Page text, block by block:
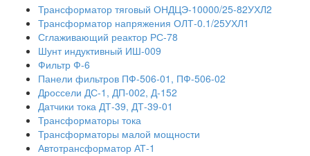
Трансформатор тяговый ОНДЦЭ-10000/25-82УХЛ2
Трансформатор напряжения ОЛТ-0.1/25УХЛ1
Сглаживающий реактор РС-78
Шунт индуктивный ИШ-009
Фильтр Ф-6
Панели фильтров ПФ-506-01, ПФ-506-02
Дроссели ДС-1, ДП-002, Д-152
Датчики тока ДТ-39, ДТ-39-01
Трансформаторы тока
Трансформаторы малой мощности
Автотрансформатор АТ-1